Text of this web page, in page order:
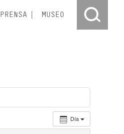
PRENSA MUSEO
Día